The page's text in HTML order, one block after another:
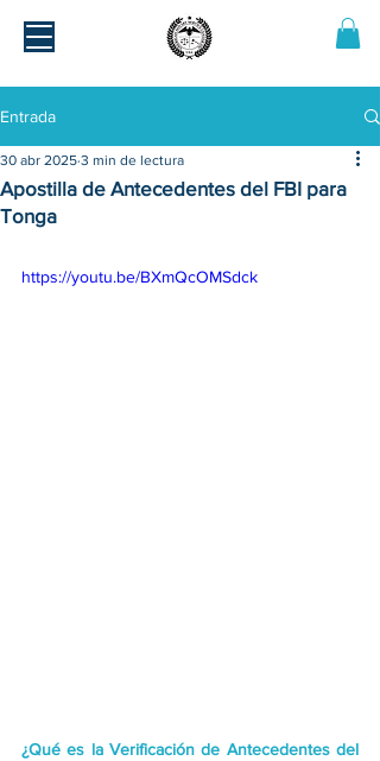
Entrada
Apostilla de Antecedentes del FBI para
Tonga
30 abr 2025 3 min de lectura
https://youtu.be/BXmQcOMSdck
¿Qué es la Verificación de Antecedentes del